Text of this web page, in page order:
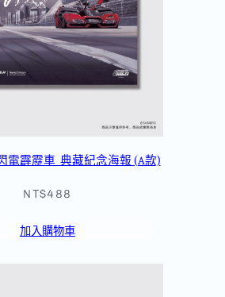
電霹靂車_典藏紀念海報 (A款)
NT$488
加入購物車